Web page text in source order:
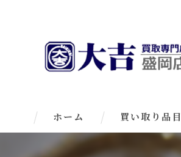
ホーム 買い取り品目